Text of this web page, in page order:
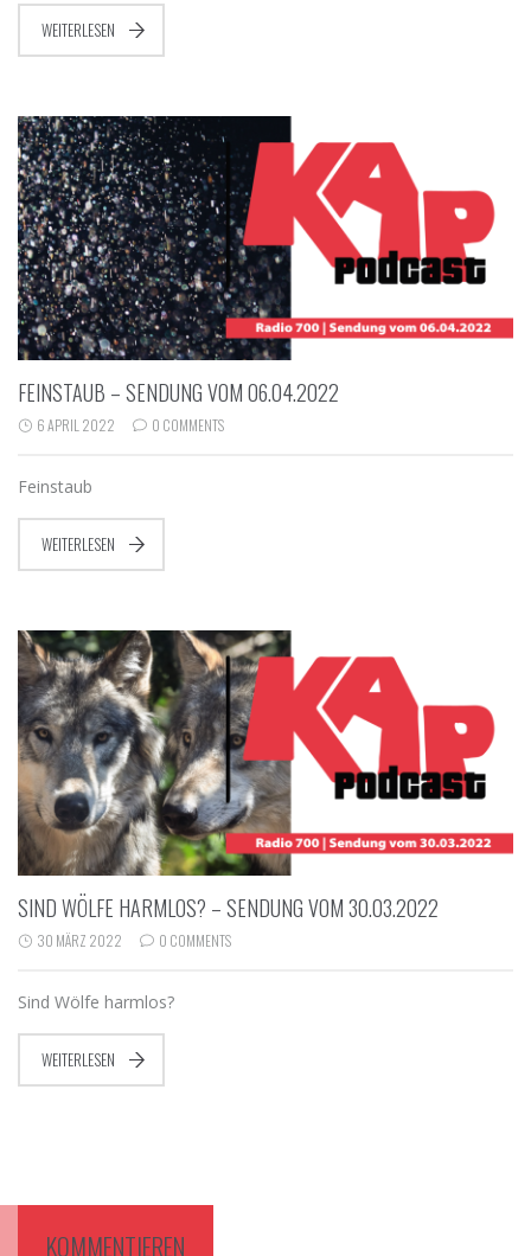
WEITERLESEN
FEINSTAUB – SENDUNG VOM 06.04.2022
6 APRIL 2022 0 COMMENTS
Feinstaub
WEITERLESEN
SIND WÖLFE HARMLOS? – SENDUNG VOM 30.03.2022
30 MÄRZ 2022 0 COMMENTS
Sind Wölfe harmlos?
WEITERLESEN
KOMMENTIEREN